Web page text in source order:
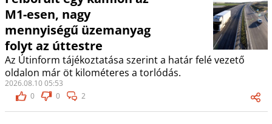
M1-esen, nagy
mennyiségű üzemanyag
folyt az úttestre
Az Útinform tájékoztatása szerint a határ felé vezető
oldalon már öt kilométeres a torlódás.
2026.08.10 05:53
0
0 2